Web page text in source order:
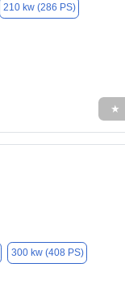
210 kw (286 PS)
★
300 kw (408 PS)